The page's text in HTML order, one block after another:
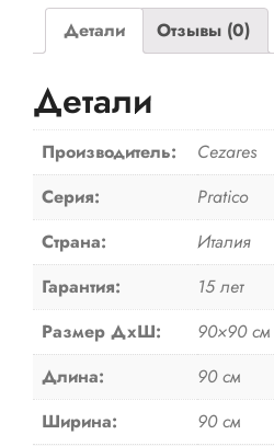
PRATICO-
90-
C-
Cr
Детали Отзывы (0)
Детали
Производитель:
Cezares
Серия:
Pratico
Страна:
Италия
Гарантия:
15 лет
Размер ДхШ:
90×90 см
Длина:
90 см
Ширина:
90 см